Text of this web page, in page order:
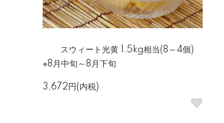
スウィート光黄 1.5kg相当(8～4個)
※8月中旬～8月下旬
3,672円(内税)